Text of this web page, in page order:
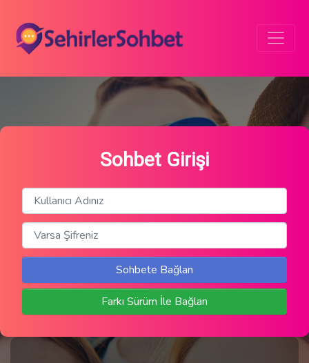
Sohbet Girişi
Sohbete Bağlan
Farkı Sürüm İle Bağlan